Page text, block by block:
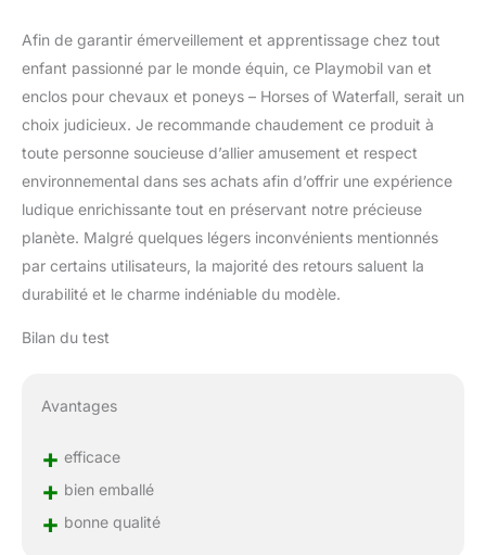
Afin de garantir émerveillement et apprentissage chez tout
enfant passionné par le monde équin, ce Playmobil van et
enclos pour chevaux et poneys – Horses of Waterfall, serait un
choix judicieux. Je recommande chaudement ce produit à
toute personne soucieuse d’allier amusement et respect
environnemental dans ses achats afin d’offrir une expérience
ludique enrichissante tout en préservant notre précieuse
planète. Malgré quelques légers inconvénients mentionnés
par certains utilisateurs, la majorité des retours saluent la
durabilité et le charme indéniable du modèle.
Bilan du test
Avantages
+ efficace
+ bien emballé
+ bonne qualité